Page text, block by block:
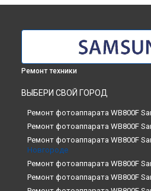
Ремонт техники
ВЫБЕРИ СВОЙ ГОРОД
Ремонт фотоаппарата WB800F
Ремонт фотоаппарата WB800F
Ремонт фотоаппарата WB800F
Новгороде
Ремонт фотоаппарата WB800F
Ремонт фотоаппарата WB800F